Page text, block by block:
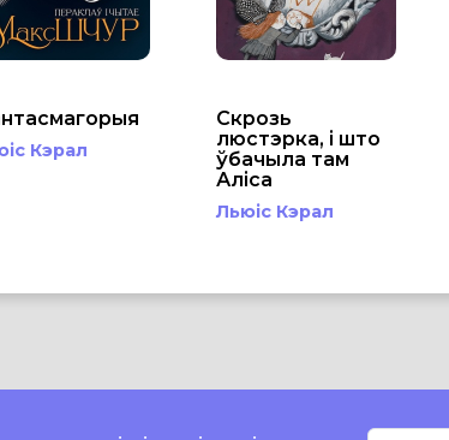
Кэрал
Скрозь
люстэрка, і што
ўбачыла там
Аліса
Льюіс Кэрал